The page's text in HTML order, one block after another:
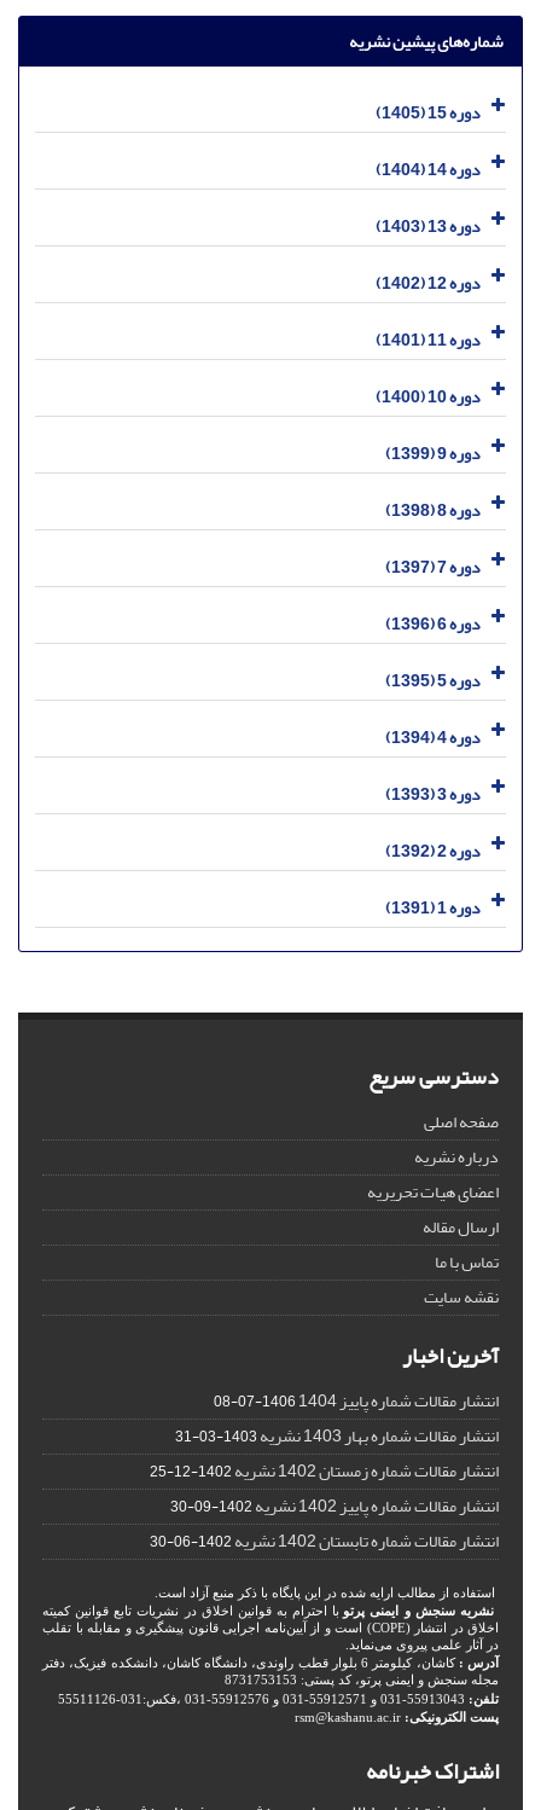
شماره‌های پیشین نشریه
دوره 15 (1405)
دوره 14 (1404)
دوره 13 (1403)
دوره 12 (1402)
دوره 11 (1401)
دوره 10 (1400)
دوره 9 (1399)
دوره 8 (1398)
دوره 7 (1397)
دوره 6 (1396)
دوره 5 (1395)
دوره 4 (1394)
دوره 3 (1393)
دوره 2 (1392)
دوره 1 (1391)
دسترسی سریع
صفحه اصلی
درباره نشریه
اعضای هیات تحریریه
ارسال مقاله
تماس با ما
نقشه سایت
آخرین اخبار
انتشار مقالات شماره پاییز 1404 1406-07-08
انتشار مقالات شماره بهار 1403 نشریه 1403-03-31
انتشار مقالات شماره زمستان 1402 نشریه 1402-12-25
انتشار مقالات شماره پاییز 1402 نشریه 1402-09-30
انتشار مقالات شماره تابستان 1402 نشریه 1402-06-30
استفاده از مطالب ارایه شده در این پایگاه با ذکر منبع آزاد است.
نشریه سنجش و ایمنی پرتو با احترام به قوانین اخلاق در نشریات تابع قوانین کمیته
اخلاق در انتشار (COPE) است و از آیین‌نامه اجرایی قانون پیشگیری و مقابله با تقلب
در آثار علمی پیروی می‌نماید.
آدرس :
کاشان، کیلومتر 6 بلوار قطب راوندی، دانشگاه کاشان، دانشکده فیزیک، دفتر
مجله سنجش و ایمنی پرتو، کد پستی: 8731753153
تلفن:
پست الکترونیکی: rsm@kashanu.ac.ir
اشتراک خبرنامه